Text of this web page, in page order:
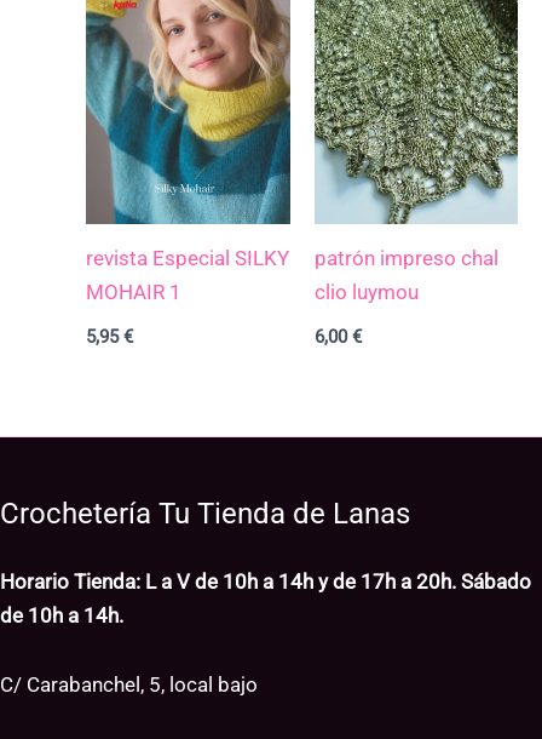
revista Especial SILKY
MOHAIR 1
5,95€
patrón impreso chal
clio luymou
6,00€
Crochetería Tu Tienda de Lanas
Horario Tienda: L a V de 10h a 14h y de 17h a 20h. Sábado
de 10h a 14h.
C/ Carabanchel, 5, local bajo